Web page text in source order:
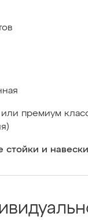
или премиум
стойки и